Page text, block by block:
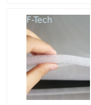
VR-шоу
О нас
Экскурсия по